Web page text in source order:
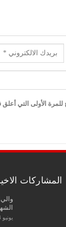
الأولى التي أعلق
المشاركات
يونيو 13, 2024